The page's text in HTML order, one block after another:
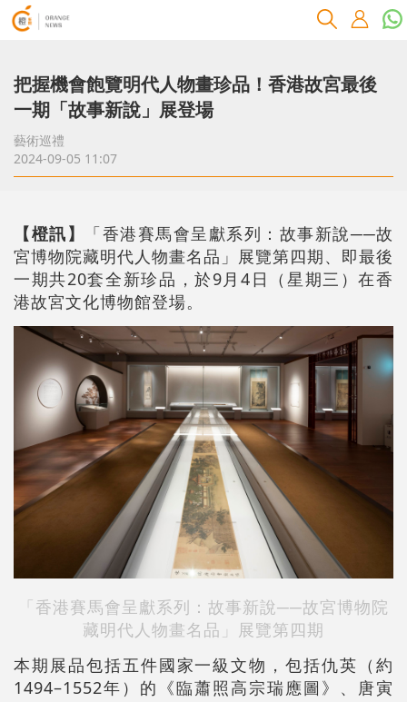
把握機會飽覽明代人物畫珍品！香港故宮最後
一期「故事新說」展登場
藝術巡禮
2024-09-05 11:07
【橙訊】
「香港賽馬會呈獻系列：故事新說──故
宮博物院藏明代人物畫名品」展覽第四期、即最後
一期共20套全新珍品，於9月4日（星期三）在香
港故宮文化博物館登場。
「香港賽馬會呈獻系列：故事新說──故宮博物院
藏明代人物畫名品」展覽第四期
本期展品包括五件國家一級文物，包括仇英（約
1494–1552年）的《臨蕭照高宗瑞應圖》、唐寅